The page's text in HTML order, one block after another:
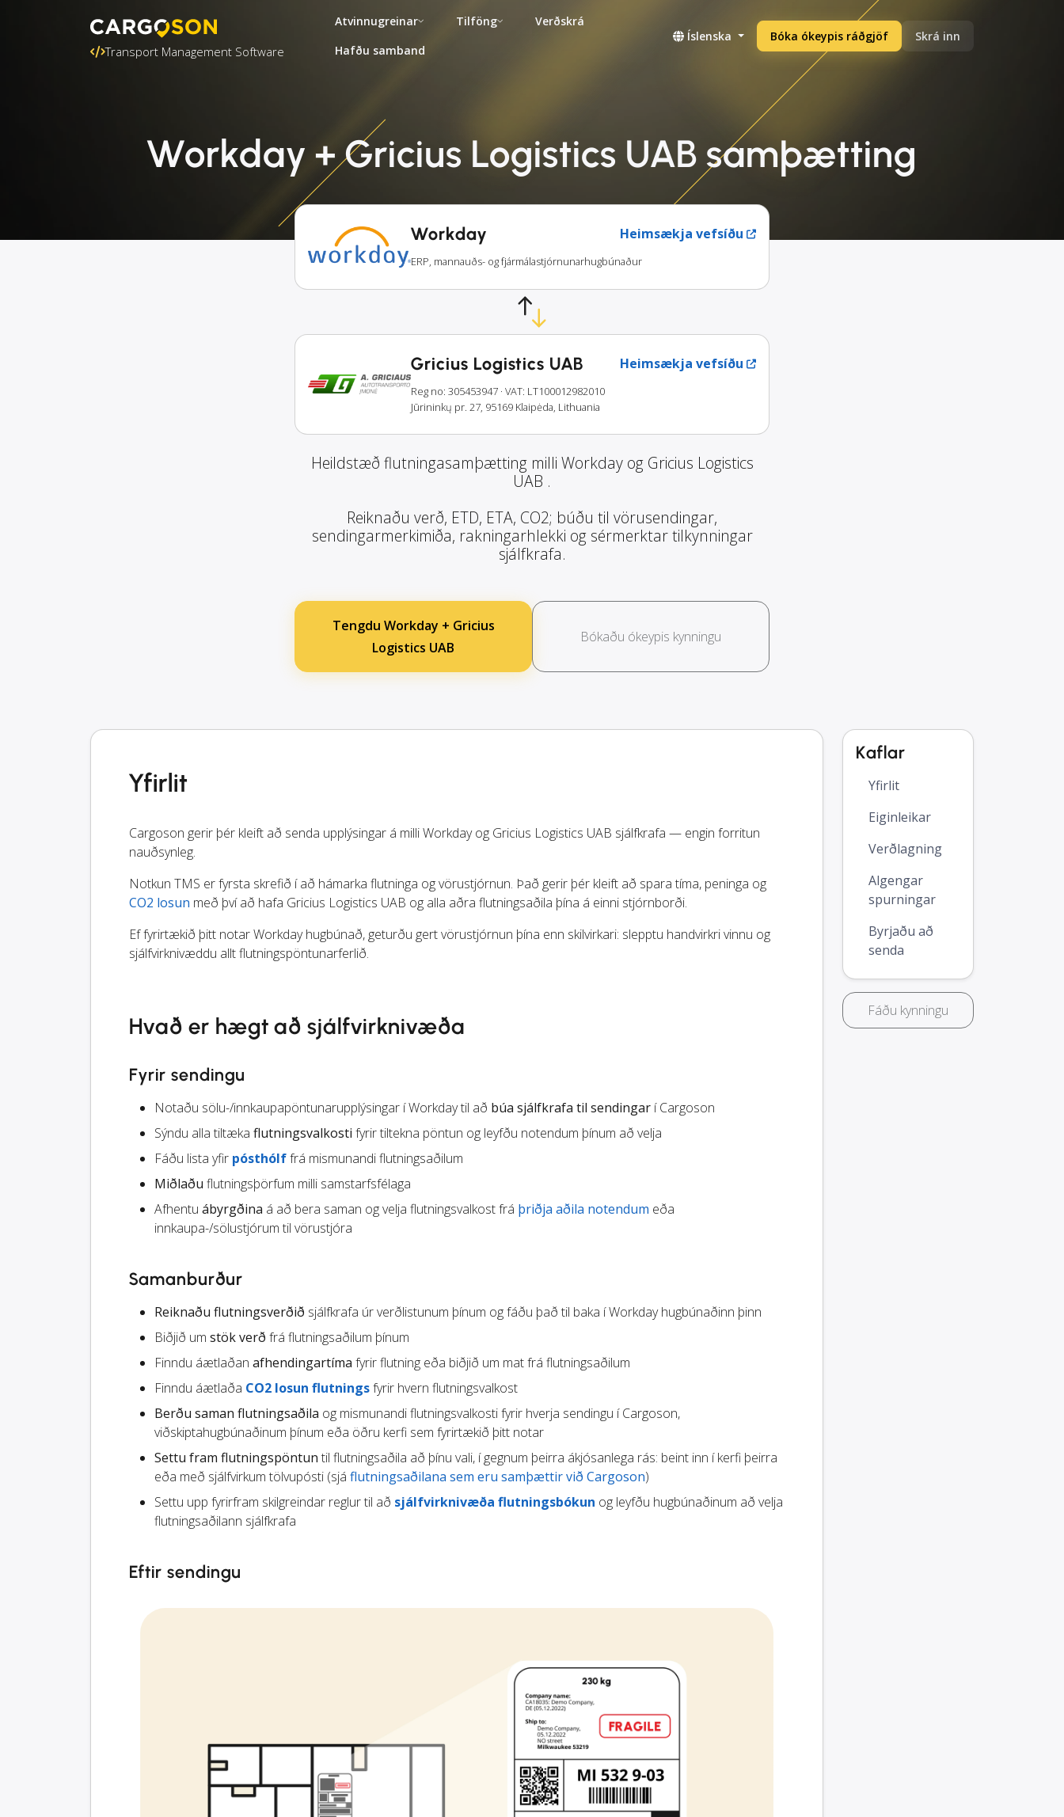
Transport Management Software
Atvinnugreinar Tilföng
Verðskrá
Hafðu samband
Íslenska Bóka ókeypis ráðgjöf Skrá inn
Workday + Gricius Logistics UAB samþætting
Workday Heimsækja vefsíðu
ERP, mannauðs- og fjármálastjórnunarhugbúnaður
Gricius Logistics UAB Heimsækja vefsíðu
Reg no: 305453947 · VAT: LT100012982010
Jūrininkų pr. 27, 95169 Klaipėda, Lithuania
Heildstæð flutningasamþætting milli Workday og Gricius Logistics
UAB .
Reiknaðu verð, ETD, ETA, CO2; búðu til vörusendingar,
sendingarmerkimiða, rakningarhlekki og sérmerktar tilkynningar
sjálfkrafa.
Tengdu Workday + Gricius
Logistics UAB
Bókaðu ókeypis kynningu
Yfirlit
Cargoson gerir þér kleift að senda upplýsingar á milli Workday og Gricius Logistics UAB sjálfkrafa — engin forritun
nauðsynleg.
Notkun TMS er fyrsta skrefið í að hámarka flutninga og vörustjórnun. Það gerir þér kleift að spara tíma, peninga og
CO2 losun með því að hafa Gricius Logistics UAB og alla aðra flutningsaðila þína á einni stjórnborði.
Ef fyrirtækið þitt notar Workday hugbúnað, geturðu gert vörustjórnun þína enn skilvirkari: slepptu handvirkri vinnu og
sjálfvirknivæddu allt flutningspöntunarferlið.
Hvað er hægt að sjálfvirknivæða
Fyrir sendingu
Notaðu sölu-/innkaupapöntunarupplýsingar í Workday til að búa sjálfkrafa til sendingar í Cargoson
Sýndu alla tiltæka flutningsvalkosti fyrir tiltekna pöntun og leyfðu notendum þínum að velja
Fáðu lista yfir pósthólffrá mismunandi flutningsaðilum
Miðlaðu flutningsþörfum milli samstarfsfélaga
Afhentu ábyrgðina á að bera saman og velja flutningsvalkost frá þriðja aðila notendum eða
innkaupa-/sölustjórum til vörustjóra
Samanburður
Reiknaðu flutningsverðið sjálfkrafa úr verðlistunum þínum og fáðu það til baka í Workday hugbúnaðinn þinn
Biðjið um stök verð frá flutningsaðilum þínum
Finndu áætlaðan afhendingartíma fyrir flutning eða biðjið um mat frá flutningsaðilum
Finndu áætlaða CO2 losun flutningsfyrir hvern flutningsvalkost
Berðu saman flutningsaðila og mismunandi flutningsvalkosti fyrir hverja sendingu í Cargoson,
viðskiptahugbúnaðinum þínum eða öðru kerfi sem fyrirtækið þitt notar
Settu fram flutningspöntun til flutningsaðila að þínu vali, í gegnum þeirra ákjósanlega rás: beint inn í kerfi þeirra
eða með sjálfvirkum tölvupósti (sjá flutningsaðilana sem eru samþættir við Cargoson)
Settu upp fyrirfram skilgreindar reglur til að sjálfvirknivæða flutningsbókun og leyfðu hugbúnaðinum að velja
flutningsaðilann sjálfkrafa
Eftir sendingu
Kaflar
Yfirlit
Eiginleikar
Verðlagning
Algengar
spurningar
Byrjaðu að
senda
Fáðu kynningu